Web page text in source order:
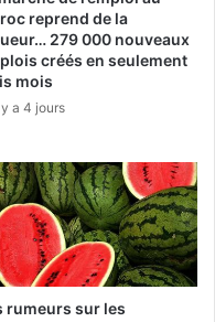
reprend de la
279 000 nouveaux
créés en seulement
mois
a 4 jours
rumeurs sur les